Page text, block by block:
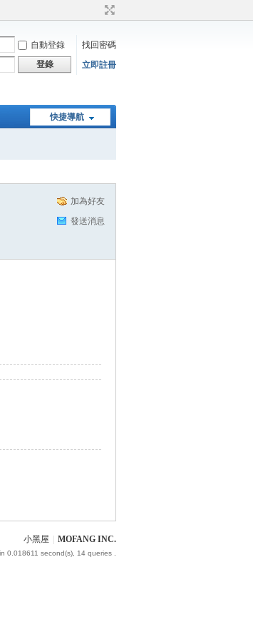
自動登錄
找回密碼
登錄 立即註冊
快捷導航
加為好友
發送消息
小黑屋 MOFANG INC.
0.018611 second(s), 14 queries .